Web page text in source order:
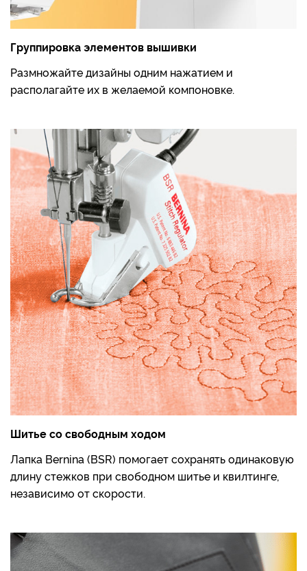
Группировка элементов вышивки
Размножайте дизайны одним нажатием и
располагайте их в желаемой компоновке.
Шитье со свободным ходом
Лапка Bernina (BSR) помогает сохранять одинаковую
длину стежков при свободном шитье и квилтинге,
независимо от скорости.